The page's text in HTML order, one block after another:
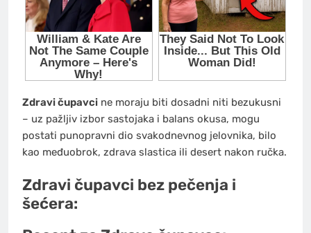
Zdravi čupavci ne moraju biti dosadni niti bezukusni
– uz pažljiv izbor sastojaka i balans okusa, mogu
postati punopravni dio svakodnevnog jelovnika, bilo
kao međuobrok, zdrava slastica ili desert nakon ručka.
Zdravi čupavci bez pečenja i
šećera: